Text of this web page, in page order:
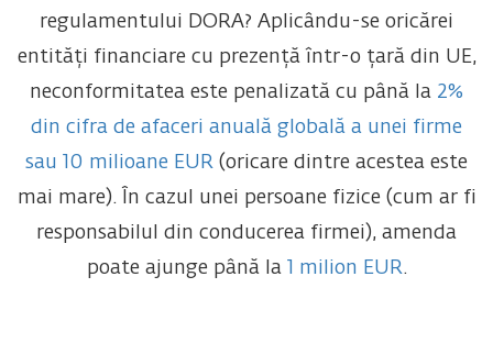
regulamentului DORA? Aplicându-se oricărei
entități financiare cu prezență într-o țară din UE,
neconformitatea este penalizată cu până la 2%
din cifra de afaceri anuală globală a unei firme
sau 10 milioane EUR (oricare dintre acestea este
mai mare). În cazul unei persoane fizice (cum ar fi
responsabilul din conducerea firmei), amenda
poate ajunge până la 1 milion EUR.